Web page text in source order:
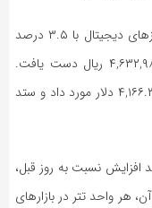
از سوی دیگر، هر واحد اتریوم در بازار داخلی ارز‌های دیجیتال با ۳.۵ درصد
افزایش نسبت به روز گذشته، به قیمت ۴,۶۳۲,۹۸۱,۲۰۰ ریال دست یافت.
همچنین این ارز در بازار‌های جهانی، با قیمت ۴,۱۶۶.۳۵ دلار مورد داد و ستد
تتر نیز در بازار داخلی با ۱.۹۶ درصد افزایش نسبت به روز قبل،
بر آن، هر واحد تتر در بازار‌های